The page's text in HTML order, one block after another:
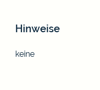
Hinweise
keine